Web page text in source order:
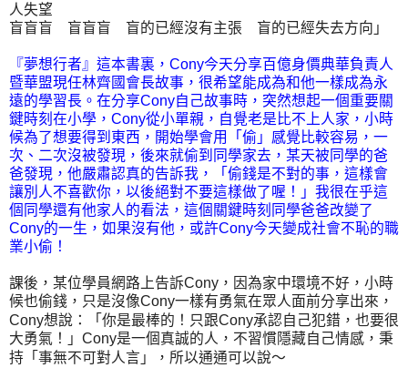
人失望
盲盲盲 盲盲盲 盲的已經沒有主張 盲的已經失去方向」
『夢想行者』這本書裏，Cony今天分享百億身價典華負責人
暨華盟現任林齊國會長故事，很希望能成為和他一樣成為永
遠的學習長。在分享Cony自己故事時，突然想起一個重要關
鍵時刻在小學，Cony從小單親，自覺老是比不上人家，小時
候為了想要得到東西，開始學會用「偷」感覺比較容易，一
次、二次沒被發現，後來就偷到同學家去，某天被同學的爸
爸發現，他嚴肅認真的告訴我，「偷錢是不對的事，這樣會
讓別人不喜歡你，以後絕對不要這樣做了喔！」我很在乎這
個同學還有他家人的看法，這個關鍵時刻同學爸爸改變了
Cony的一生，如果沒有他，或許Cony今天變成社會不恥的職
業小偷！
課後，某位學員網路上告訴Cony，因為家中環境不好，小時
候也偷錢，只是沒像Cony一樣有勇氣在眾人面前分享出來，
Cony想說：
「你是最棒的！只跟Cony承認自己犯錯，也要很
大勇氣！」Cony是一個真誠的人，不習慣隱藏自己情感，秉
持 「事無不可對人言」 ，所以通通可以說～